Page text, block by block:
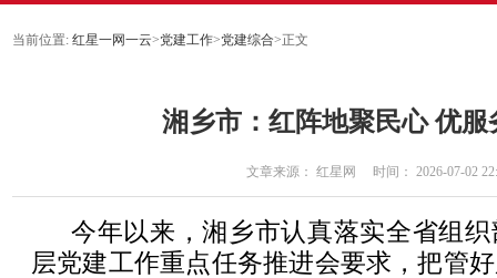
当前位置: 红星一网一云>党建工作>党建综合>正文
湘乡市：红阵地聚民心 优服
文章来源： 红星网 时间： 2026-07-02
今年以来，湘乡市认真落实全省组
层党建工作重点任务推进会要求，把管